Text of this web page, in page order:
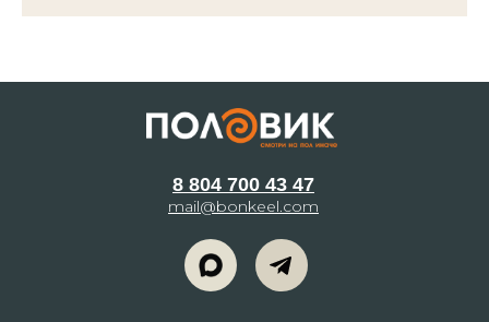
8 804 700 43 47
mail@bonkeel.com